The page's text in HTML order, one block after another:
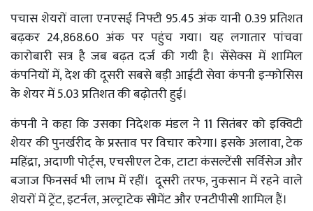
पचास शेयरों वाला एनएसई निफ्टी 95.45 अंक यानी 0.39 प्रतिशत
बढ़कर 24,868.60 अंक पर पहुंच गया। यह लगातार पांचवा
कारोबारी सत्र है जब बढ़त दर्ज की गयी है। सेंसेक्स में शामिल
कंपनियों में, देश की दूसरी सबसे बड़ी आईटी सेवा कंपनी इन्फोसिस
के शेयर में 5.03 प्रतिशत की बढ़ोतरी हुई।
कंपनी ने कहा कि उसका निदेशक मंडल ने 11 सितंबर को इक्विटी
शेयर की पुनर्खरीद के प्रस्ताव पर विचार करेगा। इसके अलावा, टेक
महिंद्रा, अदाणी पोर्ट्स, एचसीएल टेक, टाटा कंसल्टेंसी सर्विसेज और
बजाज फिनसर्व भी लाभ में रहीं। दूसरी तरफ, नुकसान में रहने वाले
शेयरों में ट्रेंट, इटर्नल, अल्ट्राटेक सीमेंट और एनटीपीसी शामिल हैं।